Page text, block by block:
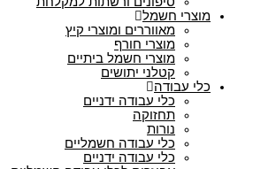
מוצרי חשמל
מאווררים ומוצרי קיץ
מוצרי חורף
מוצרי חשמל ביתיים
קטלני יתושים
כלי עבודה
כלי עבודה ידניים
תחזוקה
נורות
כלי עבודה חשמליים
כלי עבודה ידניים